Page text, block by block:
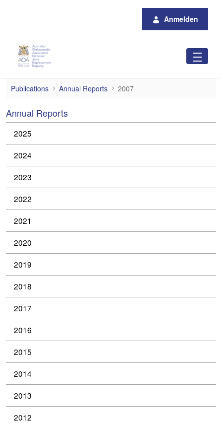
Anmelden
2007
Publications Annual Reports 2007
Annual Reports
2025
2024
2023
2022
2021
2020
2019
2018
2017
2016
2015
2014
2013
2012